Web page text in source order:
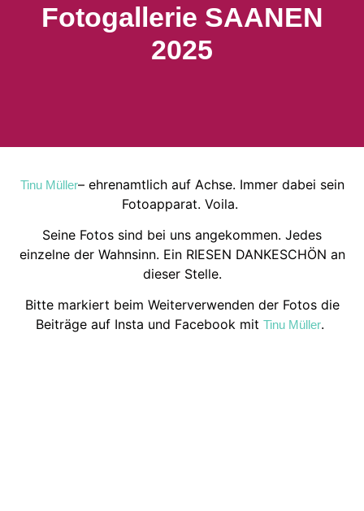
Fotogallerie SAANEN
2025
Tinu Müller– ehrenamtlich auf Achse. Immer dabei sein
Fotoapparat. Voila.
Seine Fotos sind bei uns angekommen. Jedes
einzelne der Wahnsinn. Ein RIESEN DANKESCHÖN an
dieser Stelle.
Bitte markiert beim Weiterverwenden der Fotos die
Beiträge auf Insta und Facebook mit Tinu Müller.